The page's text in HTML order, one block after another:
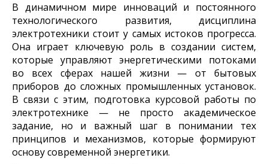
В динамичном мире инноваций и постоянного
технологического развития, дисциплина
электротехники стоит у самых истоков прогресса.
Она играет ключевую роль в создании систем,
которые управляют энергетическими потоками
во всех сферах нашей жизни — от бытовых
приборов до сложных промышленных установок.
В связи с этим, подготовка курсовой работы по
электротехнике — не просто академическое
задание, но и важный шаг в понимании тех
принципов и механизмов, которые формируют
основу современной энергетики.